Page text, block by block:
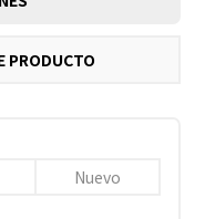
PRODUCTO
Nuevo